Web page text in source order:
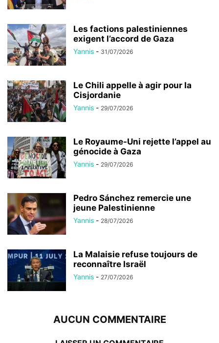
Les factions palestiniennes
exigent l’accord de Gaza
Yannis - 31/07/2026
Le Chili appelle à agir pour la
Cisjordanie
Yannis - 29/07/2026
Le Royaume-Uni rejette l’appel au
génocide à Gaza
Yannis - 29/07/2026
Pedro Sánchez remercie une
jeune Palestinienne
Yannis - 28/07/2026
La Malaisie refuse toujours de
reconnaître Israël
Yannis - 27/07/2026
AUCUN COMMENTAIRE